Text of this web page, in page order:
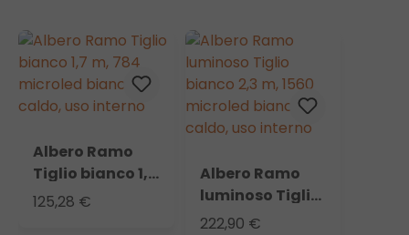
Albero Ramo
Tiglio bianco 1,7
m, 784 microled
125,28 €
Albero Ramo
luminoso Tiglio
bianco 2,3 m,
222,90 €